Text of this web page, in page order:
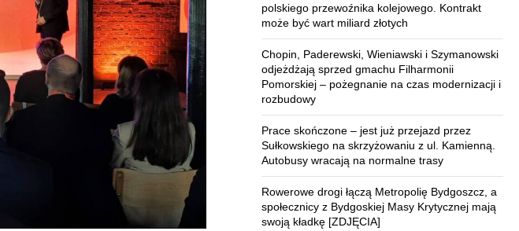
polskiego przewoźnika kolejowego. Kontrakt
może być wart miliard złotych
Chopin, Paderewski, Wieniawski i Szymanowski
odjeżdżają sprzed gmachu Filharmonii
Pomorskiej – pożegnanie na czas modernizacji i
rozbudowy
Prace skończone – jest już przejazd przez
Sułkowskiego na skrzyżowaniu z ul. Kamienną.
Autobusy wracają na normalne trasy
Rowerowe drogi łączą Metropolię Bydgoszcz, a
społecznicy z Bydgoskiej Masy Krytycznej mają
swoją kładkę [ZDJĘCIA]